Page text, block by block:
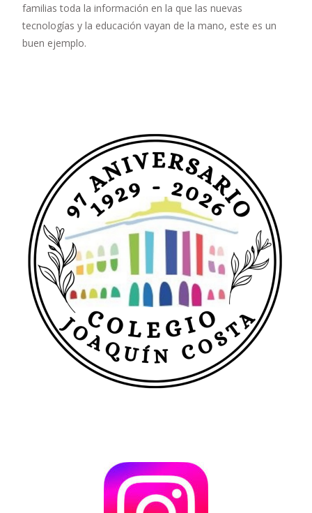
familias toda la información en la que las nuevas
tecnologías y la educación vayan de la mano, este es un
buen ejemplo.